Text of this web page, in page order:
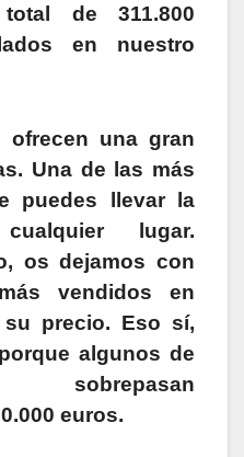
de 311.800
en nuestro
ofrecen una gran
Una de las más
puedes llevar la
lugar.
os dejamos con
vendidos en
precio. Eso sí,
algunos de
euros.